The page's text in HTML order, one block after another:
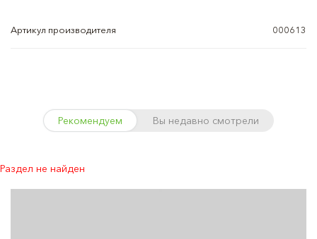
Артикул производителя 000613
Рекомендуем Вы недавно смотрели
Раздел не найден